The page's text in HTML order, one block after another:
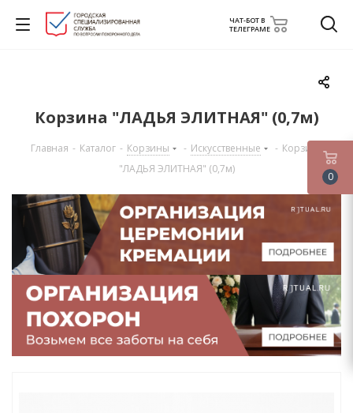
ЧАТ-БОТ В
ТЕЛЕГРАМЕ
Корзина "ЛАДЬЯ ЭЛИТНАЯ" (0,7м)
Главная - Каталог - Корзины - Искусственные - Корзина
"ЛАДЬЯ ЭЛИТНАЯ" (0,7м)
0